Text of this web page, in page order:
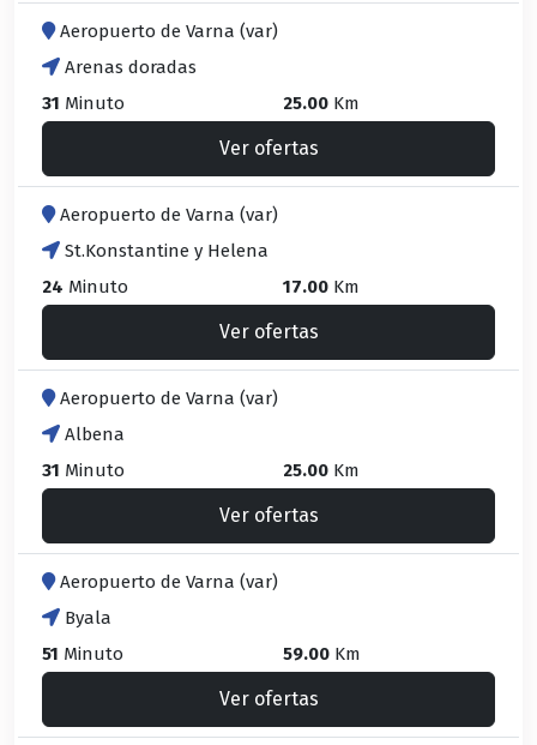
Aeropuerto de Varna (var)
Arenas doradas
31 Minuto 25.00 Km
Ver ofertas
Aeropuerto de Varna (var)
St.Konstantine y Helena
24 Minuto 17.00 Km
Ver ofertas
Aeropuerto de Varna (var)
Albena
31 Minuto 25.00 Km
Ver ofertas
Aeropuerto de Varna (var)
Byala
51 Minuto 59.00 Km
Ver ofertas